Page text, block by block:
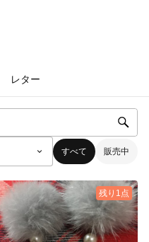
レター
すべて 販売中
残り1点